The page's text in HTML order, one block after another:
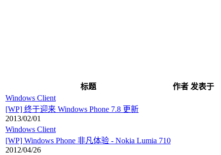
标题 作者 发表于
Windows Client
[WP] 终于迎来 Windows Phone 7.8 更新
2013/02/01
Windows Client
[WP] Windows Phone 非凡体验 - Nokia Lumia 710
2012/04/26